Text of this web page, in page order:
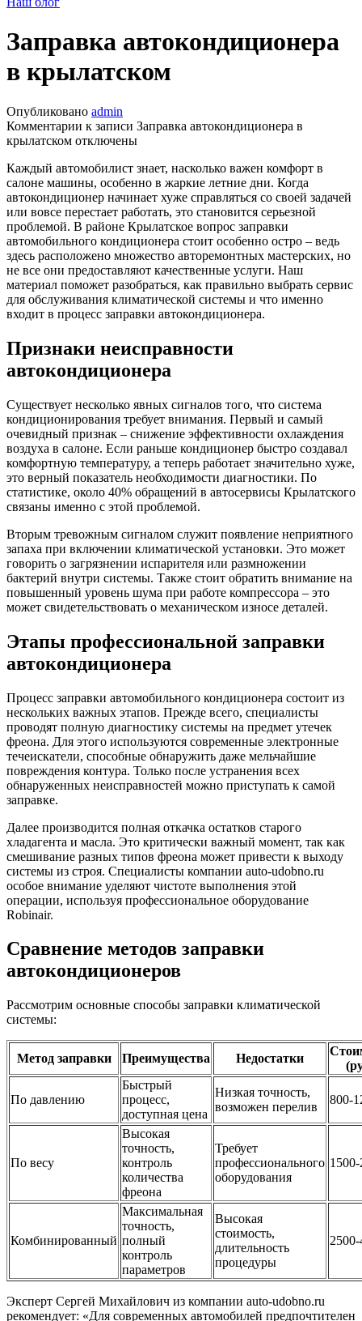
Заправка автокондиционера
в крылатском
Опубликовано admin
Комментарии к записи Заправка автокондиционера в
крылатском отключены
Каждый автомобилист знает, насколько важен комфорт в
салоне машины, особенно в жаркие летние дни. Когда
автокондиционер начинает хуже справляться со своей задачей
или вовсе перестает работать, это становится серьезной
проблемой. В районе Крылатское вопрос заправки
автомобильного кондиционера стоит особенно остро – ведь
здесь расположено множество авторемонтных мастерских, но
не все они предоставляют качественные услуги. Наш
материал поможет разобраться, как правильно выбрать сервис
для обслуживания климатической системы и что именно
входит в процесс заправки автокондиционера.
Признаки неисправности
автокондиционера
Существует несколько явных сигналов того, что система
кондиционирования требует внимания. Первый и самый
очевидный признак – снижение эффективности охлаждения
воздуха в салоне. Если раньше кондиционер быстро создавал
комфортную температуру, а теперь работает значительно хуже,
это верный показатель необходимости диагностики. По
статистике, около 40% обращений в автосервисы Крылатского
связаны именно с этой проблемой.
Вторым тревожным сигналом служит появление неприятного
запаха при включении климатической установки. Это может
говорить о загрязнении испарителя или размножении
бактерий внутри системы. Также стоит обратить внимание на
повышенный уровень шума при работе компрессора – это
может свидетельствовать о механическом износе деталей.
Этапы профессиональной заправки
автокондиционера
Процесс заправки автомобильного кондиционера состоит из
нескольких важных этапов. Прежде всего, специалисты
проводят полную диагностику системы на предмет утечек
фреона. Для этого используются современные электронные
течеискатели, способные обнаружить даже мельчайшие
повреждения контура. Только после устранения всех
обнаруженных неисправностей можно приступать к самой
заправке.
Далее производится полная откачка остатков старого
хладагента и масла. Это критически важный момент, так как
смешивание разных типов фреона может привести к выходу
системы из строя. Специалисты компании auto-udobno.ru
особое внимание уделяют чистоте выполнения этой
операции, используя профессиональное оборудование
Robinair.
Сравнение методов заправки
автокондиционеров
Рассмотрим основные способы заправки климатической
системы:
Метод заправки Преимущества Недостатки
По давлению
Быстрый
процесс,
доступная цена
Низкая точность,
возможен перелив
800-
По весу
Высокая
точность,
контроль
количества
фреона
Требует
профессионального
оборудования
Комбинированный
Максимальная
точность,
полный
контроль
параметров
Высокая
стоимость,
длительность
процедуры
Эксперт Сергей Михайлович из компании auto-udobno.ru
рекомендует: «Для современных автомобилей предпочтителен